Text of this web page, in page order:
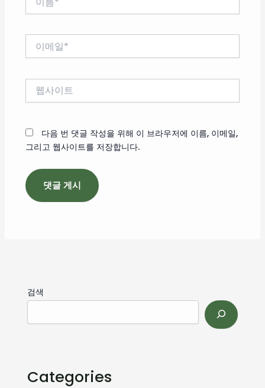
다음 번 댓글 작성을 위해 이 브라우저에 이름, 이메일,
그리고 웹사이트를 저장합니다.
검색
Categories